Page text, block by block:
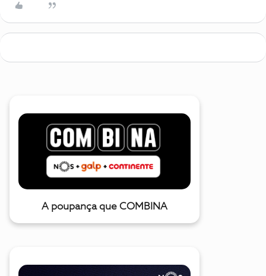
A poupança que COMBINA